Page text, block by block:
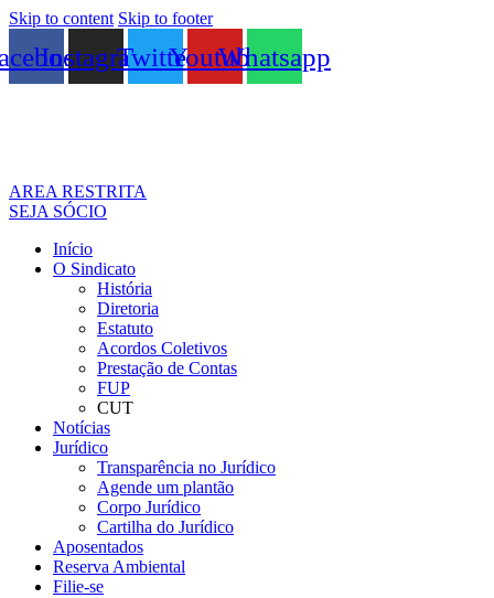
Skip to content Skip to footer
InstagramTwitterYoutubeWhatsapp
AREA RESTRITA
SEJA SÓCIO
Início
O Sindicato
História
Diretoria
Estatuto
Acordos Coletivos
Prestação de Contas
FUP
CUT
Notícias
Jurídico
Transparência no Jurídico
Agende um plantão
Corpo Jurídico
Cartilha do Jurídico
Aposentados
Reserva Ambiental
Filie-se